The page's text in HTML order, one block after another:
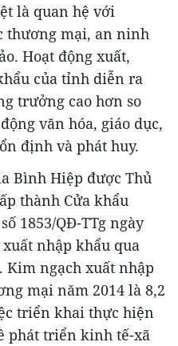
là quan hệ với
thương mại, an ninh
Hoạt động xuất,
của tỉnh diễn ra
trưởng cao hơn so
văn hóa, giáo dục,
định và phát huy.
Bình Hiệp được Thủ
thành Cửa khẩu
1853/QĐ-TTg ngày
nhập khẩu qua
ngạch xuất nhập
mại năm 2014 là 8,2
triển khai thực hiện
phát triển kinh tế-xã